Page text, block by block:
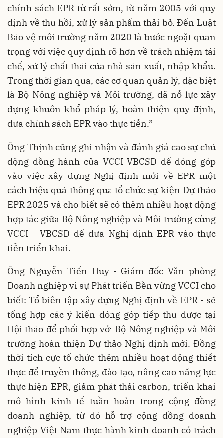
chính sách EPR từ rất sớm, từ năm 2005 với quy
định về thu hồi, xử lý sản phẩm thải bỏ. Đến Luật
Bảo vệ môi trường năm 2020 là bước ngoặt quan
trọng với việc quy định rõ hơn về trách nhiệm tái
chế, xử lý chất thải của nhà sản xuất, nhập khẩu.
Trong thời gian qua, các cơ quan quản lý, đặc biệt
là Bộ Nông nghiệp và Môi trường, đã nỗ lực xây
dựng khuôn khổ pháp lý, hoàn thiện quy định,
đưa chính sách EPR vào thực tiễn.”
Ông Thịnh cũng ghi nhận và đánh giá cao sự chủ
động đồng hành của VCCI-VBCSD để đóng góp
vào việc xây dựng Nghị định mới về EPR một
cách hiệu quả thông qua tổ chức sự kiện Dự thảo
EPR 2025 và cho biết sẽ có thêm nhiều hoạt động
hợp tác giữa Bộ Nông nghiệp và Môi trường cùng
VCCI - VBCSD để đưa Nghị định EPR vào thực
tiễn triển khai.
Ông Nguyễn Tiến Huy - Giám đốc Văn phòng
Doanh nghiệp vì sự Phát triển Bền vững VCCI cho
biết: Tổ biên tập xây dựng Nghị định về EPR - sẽ
tổng hợp các ý kiến đóng góp tiếp thu được tại
Hội thảo để phối hợp với Bộ Nông nghiệp và Môi
trường hoàn thiện Dự thảo Nghị định mới. Đồng
thời tích cực tổ chức thêm nhiều hoạt động thiết
thực để truyền thông, đào tạo, nâng cao năng lực
thực hiện EPR, giảm phát thải carbon, triển khai
mô hình kinh tế tuần hoàn trong cộng đồng
doanh nghiệp, từ đó hỗ trợ cộng đồng doanh
nghiệp Việt Nam thực hành kinh doanh có trách